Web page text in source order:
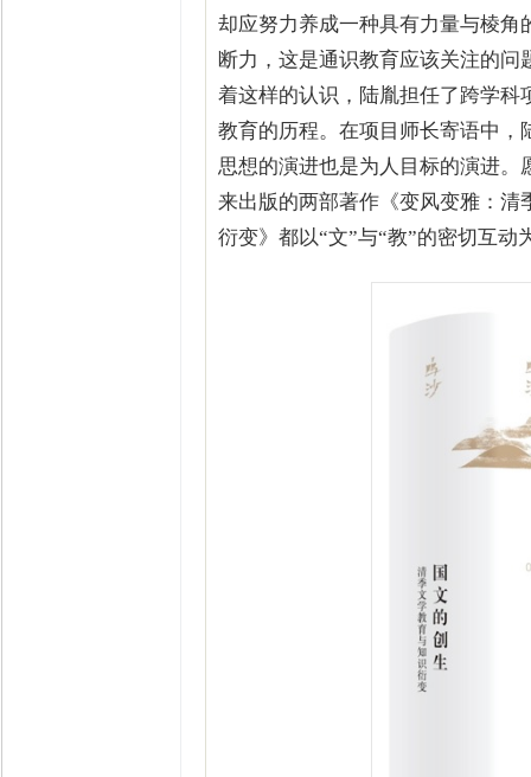
却应努力养成一种具有力量与棱
断力，这是通识教育应该关注的
着这样的认识，陆胤担任了跨学科
教育的历程。在项目师长寄语中，
思想的演进也是为人目标的演进。
来出版的两部著作《变风变雅：
衍变》都以“文”与“教”的密切互动